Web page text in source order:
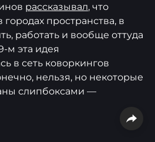
рассказывал, что
городах пространства, в
работать и вообще оттуда
м эта идея
в сеть коворкингов
нельзя, но некоторые
слипбоксами —